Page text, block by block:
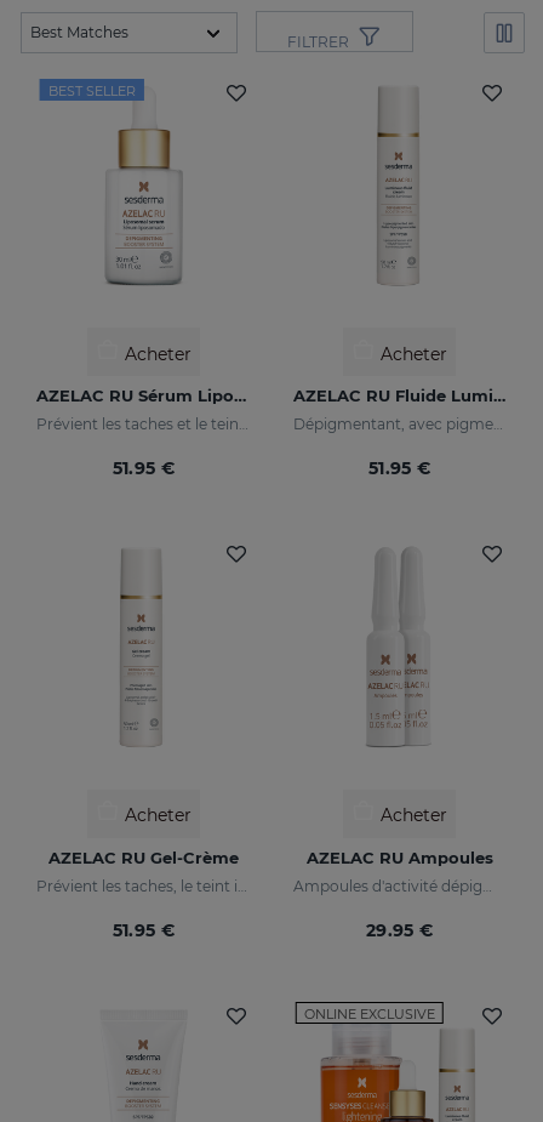
FILTRER
BEST SELLER
Acheter
AZELAC RU Sérum Liposomal
Prévient les taches et le teint irrégulier
51.95 €
Acheter
AZELAC RU Fluide Lumineux
Dépigmentant, avec pigments lumineux et filtres solaires
51.95 €
Acheter
AZELAC RU Gel-Crème
51.95 €
Acheter
AZELAC RU Ampoules
29.95 €
ONLINE EXCLUSIVE